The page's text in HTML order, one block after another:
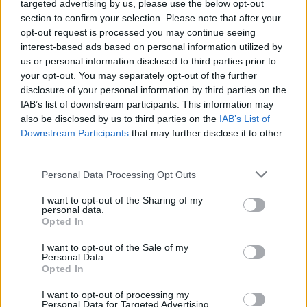
targeted advertising by us, please use the below opt-out
section to confirm your selection. Please note that after your
opt-out request is processed you may continue seeing
interest-based ads based on personal information utilized by
us or personal information disclosed to third parties prior to
your opt-out. You may separately opt-out of the further
disclosure of your personal information by third parties on the
IAB’s list of downstream participants. This information may
also be disclosed by us to third parties on the IAB’s List of
Downstream Participants that may further disclose it to other
Personal Data Processing Opt Outs
I want to opt-out of the Sharing of my
personal data.
Opted In
I want to opt-out of the Sale of my
Personal Data.
Opted In
I want to opt-out of processing my
Personal Data for Targeted Advertising.
κτήρια αποδυτηρίων, κτήριο με όργανα
γυμναστικής για προθέρμανση αθλητών, χώροι
στάθμευσης οχημάτων, εγκαταστάσεις ψυχαγωγίας,
ανοικτό θέατρο 500 θέσεων, εντευκτήριο και
παιδική χαρά. Προβλέπεται επίσης η τοποθέτηση
μεταλλικών σκιάστρων με παγκάκια και κρουνούς με
πόσιμο νερό, ενώ στον υπόλοιπο χώρο, πέραν του
Μετά την ολοκλήρωση των αυτοψιών, ο
Περιφερειάρχης Αττικής Νίκος Χαρδαλιάς δήλωσε
«Θέλω καταρχάς να ευχαριστήσω τον Δήμαρχο
Παιανίας Ισίδωρο Μάδη για τη μέχρι σήμερα
συνεργασία μας, αλλά κυρίως για τη διάθεση που